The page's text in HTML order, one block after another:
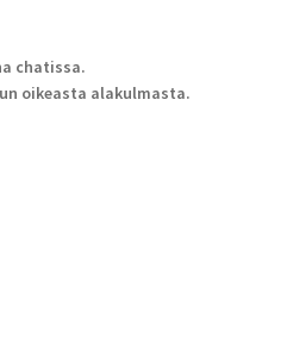
chatissa.
oikeasta alakulmasta.